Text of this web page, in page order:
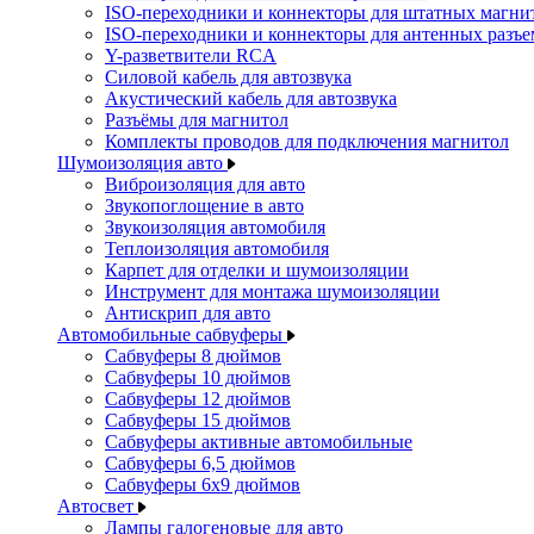
ISO-переходники и коннекторы для штатных
ISO-переходники и коннекторы для антенных
Y-разветвители RCA
Силовой кабель для автозвука
Акустический кабель для автозвука
Разъёмы для магнитол
Комплекты проводов для подключения магнитол
Шумоизоляция авто
Виброизоляция для авто
Звукопоглощение в авто
Звукоизоляция автомобиля
Теплоизоляция автомобиля
Карпет для отделки и шумоизоляции
Инструмент для монтажа шумоизоляции
Антискрип для авто
Автомобильные сабвуферы
Сабвуферы 8 дюймов
Сабвуферы 10 дюймов
Сабвуферы 12 дюймов
Сабвуферы 15 дюймов
Сабвуферы активные автомобильные
Сабвуферы 6,5 дюймов
Сабвуферы 6x9 дюймов
Автосвет
Лампы галогеновые для авто